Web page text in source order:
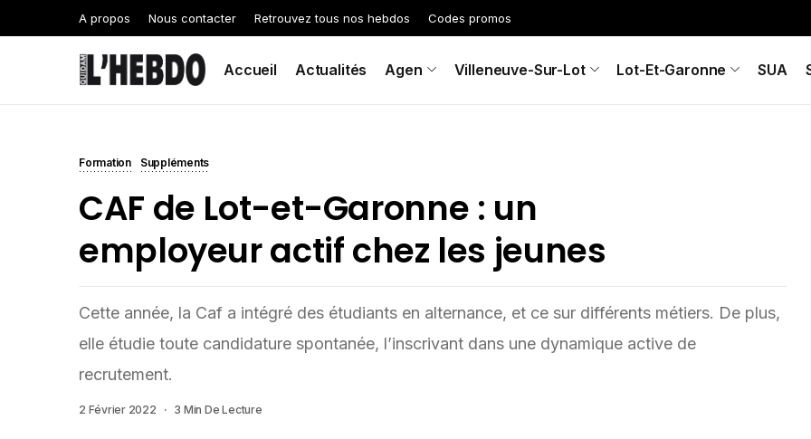
A propos Nous contacter Retrouvez tous nos hebdos Codes promos
Accueil Actualités Agen Villeneuve-Sur-Lot Lot-Et-Garonne SUA
Formation Suppléments
CAF de Lot-et-Garonne : un
employeur actif chez les jeunes
Cette année, la Caf a intégré des étudiants en alternance, et ce sur différents métiers. De plus,
elle étudie toute candidature spontanée, l’inscrivant dans une dynamique active de
recrutement.
2 Février 2022 3 Min De Lecture